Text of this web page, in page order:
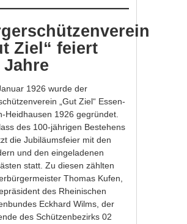
Ziel“ feiert
Jahre
1926 wurde der
„Gut Ziel“ Essen-
Heidhausen 1926 gegründet.
des 100-jährigen Bestehens
die Jubiläumsfeier mit den
und den eingeladenen
statt. Zu diesen zählten
Thomas Kufen,
des Rheinischen
Eckhard Wilms, der
des Schützenbezirks 02